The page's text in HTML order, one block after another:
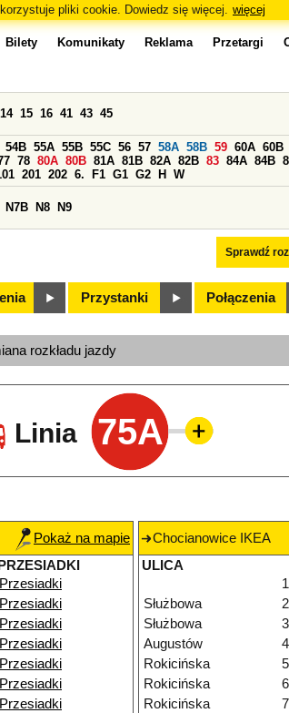
pliki cookie. Dowiedz się więcej. więcej
Bilety Komunikaty Reklama Przetargi
Sprawdź
14 15 16 41 43 45
54B 55A 55B 55C 56 57 58A 58B 59 60A 60B
78 80A 80B 81A 81B 82A 82B 83 84A 84B
201 202 6. F1 G1 G2 H W
N7B N8 N9
Przystanki Połączenia
rozkładu jazdy
Linia 75A
Pokaż na mapie
PRZESIADKI
Przesiadki
Przesiadki
Przesiadki
Przesiadki
Przesiadki
Przesiadki
Przesiadki
Chocianowice IKEA
ULICA
Służbowa
Służbowa
Augustów
Rokicińska
Rokicińska
Rokicińska